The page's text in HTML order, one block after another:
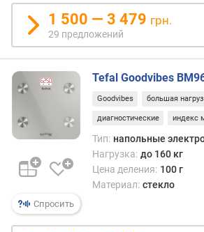
1 500 — 3 479 грн.
29 предложений
Спросить
Tefal Goodvibes
Goodvibes большая
диагностические индекс
Тип: напольные
Нагрузка: до 160 кг
Цена деления: 100 г
Материал: стекло